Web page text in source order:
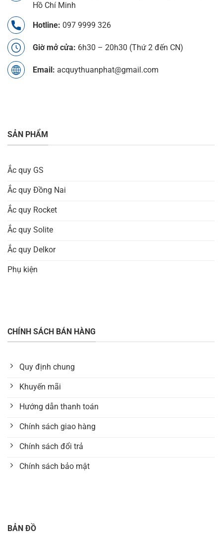
Hồ Chí Minh
Hotline: 097 9999 326
Giờ mở cửa: 6h30 – 20h30 (Thứ 2 đến CN)
Email: acquythuanphat@gmail.com
SẢN PHẨM
Ắc quy GS
Ắc quy Đồng Nai
Ắc quy Rocket
Ắc quy Solite
Ắc quy Delkor
Phụ kiện
CHÍNH SÁCH BÁN HÀNG
Quy định chung
Khuyến mãi
Hướng dẫn thanh toán
Chính sách giao hàng
Chính sách đổi trả
Chính sách bảo mật
BẢN ĐỒ